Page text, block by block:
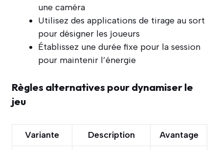
une caméra
Utilisez des applications de tirage au sort
pour désigner les joueurs
Établissez une durée fixe pour la session
pour maintenir l’énergie
Règles alternatives pour dynamiser le
jeu
Variante Description Avantage